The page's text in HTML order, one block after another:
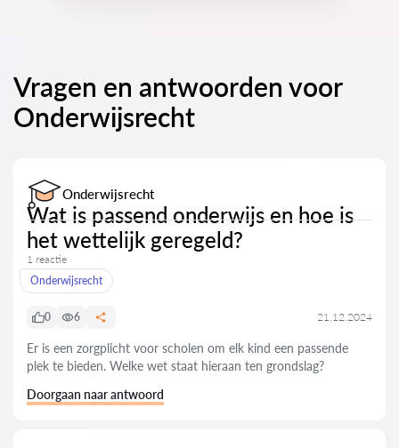
Vragen en antwoorden voor
Onderwijsrecht
Onderwijsrecht
Wat is passend onderwijs en hoe is
het wettelijk geregeld?
1 reactie
Onderwijsrecht
0 6 21.12.2024
Er is een zorgplicht voor scholen om elk kind een passende
plek te bieden. Welke wet staat hieraan ten grondslag?
Doorgaan naar antwoord